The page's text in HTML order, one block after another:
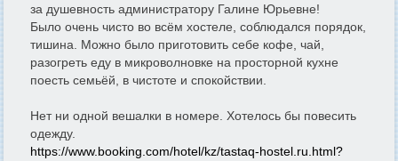
за душевность администратору Галине Юрьевне!
Было очень чисто во всём хостеле, соблюдался порядок,
тишина. Можно было приготовить себе кофе, чай,
разогреть еду в микроволновке на просторной кухне
поесть семьёй, в чистоте и спокойствии.
Нет ни одной вешалки в номере. Хотелось бы повесить
одежду.
https://www.booking.com/hotel/kz/tastaq-hostel.ru.html?